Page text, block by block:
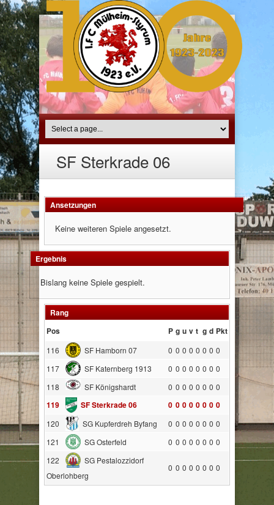
SF Sterkrade 06
Ansetzungen
Keine weiteren Spiele angesetzt.
Ergebnis
Bislang keine Spiele gespielt.
Rang
Pos
P g u v t g d Pkt
116 SF Hamborn 07 0 0 0 0 0 0 0 0
117
SF Katernberg 1913 0 0 0 0 0 0 0 0
118
SF Königshardt 0 0 0 0 0 0 0 0
119 SF Sterkrade 06 0 0 0 0 0 0 0 0
120 SG Kupferdreh Byfang 0 0 0 0 0 0 0 0
121
SG Osterfeld 0 0 0 0 0 0 0 0
122
SG Pestalozzidorf
Oberlohberg
0 0 0 0 0 0 0 0